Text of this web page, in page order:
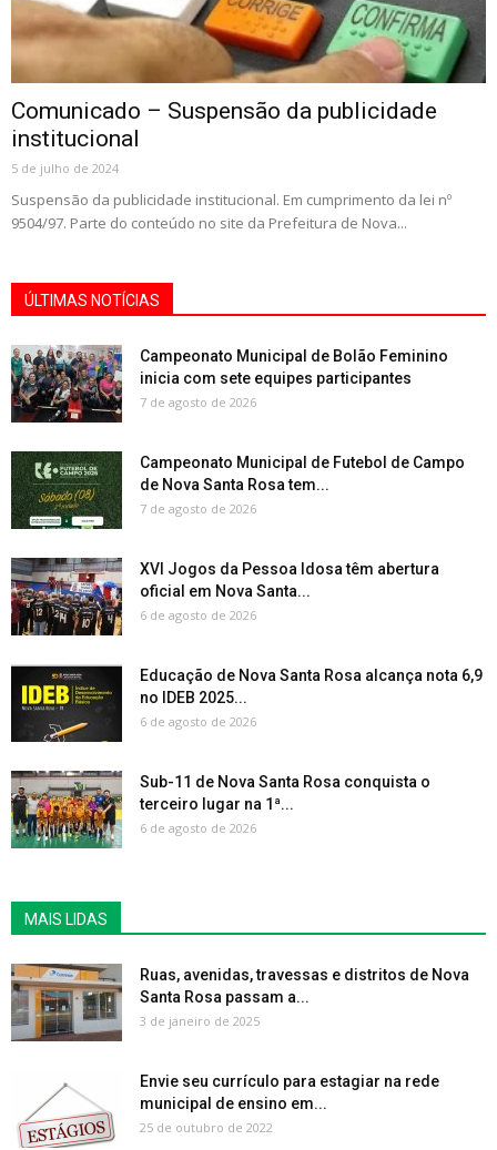
Comunicado – Suspensão da publicidade
institucional
5 de julho de 2024
Suspensão da publicidade institucional. Em cumprimento da lei nº
9504/97. Parte do conteúdo no site da Prefeitura de Nova...
ÚLTIMAS NOTÍCIAS
Campeonato Municipal de Bolão Feminino
inicia com sete equipes participantes
7 de agosto de 2026
Campeonato Municipal de Futebol de Campo
de Nova Santa Rosa tem...
7 de agosto de 2026
XVI Jogos da Pessoa Idosa têm abertura
oficial em Nova Santa...
6 de agosto de 2026
Educação de Nova Santa Rosa alcança nota 6,9
no IDEB 2025...
6 de agosto de 2026
Sub-11 de Nova Santa Rosa conquista o
terceiro lugar na 1ª...
6 de agosto de 2026
MAIS LIDAS
Ruas, avenidas, travessas e distritos de Nova
Santa Rosa passam a...
3 de janeiro de 2025
Envie seu currículo para estagiar na rede
municipal de ensino em...
25 de outubro de 2022